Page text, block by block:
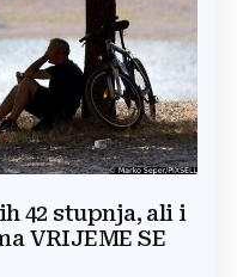
42 stupnja, ali i
VRIJEME SE